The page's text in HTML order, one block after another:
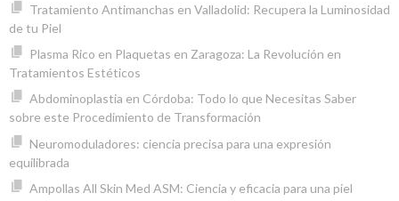
Tratamiento Antimanchas en Valladolid: Recupera la Luminosidad
de tu Piel
Plasma Rico en Plaquetas en Zaragoza: La Revolución en
Tratamientos Estéticos
Abdominoplastia en Córdoba: Todo lo que Necesitas Saber
sobre este Procedimiento de Transformación
Neuromoduladores: ciencia precisa para una expresión
equilibrada
Ampollas All Skin Med ASM: Ciencia y eficacia para una piel